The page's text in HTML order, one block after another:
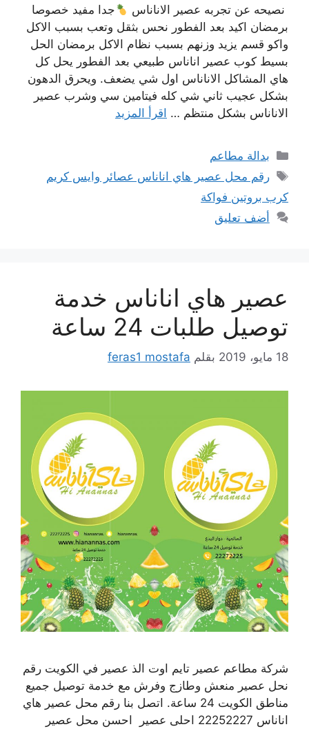
نصيحه عن تجربه عصير الاناناس
جدا مفيد خصوصا
برمضان اكيد بعد الفطور نحس بثقل وتعب بسبب الاكل
واكو قسم يزيد وزنهم بسبب نظام الاكل برمضان الحل
بسيط كوب عصير اناناس طبيعي بعد الفطور يحل كل
هاي المشاكل الاناناس اول شي يضعف. ويحرق الدهون
بشكل عجيب ثاني شي كله فيتامين سي وشرب عصير
الاناناس بشكل منتظم … اقرأ المزيد
التصنيفات
بدالة مطاعم
الوسوم
رقم محل عصير هاي اناناس عصائر وايس كريم
كرب بروتين فواكة
أضف تعليق
عصير هاي اناناس خدمة
توصيل طلبات 24 ساعة
18 مايو، 2019 بقلم feras1 mostafa
شركة مطاعم عصير تايم اوت الذ عصير في الكويت رقم
نحل عصير منعش وطازج وفرش مع خدمة توصيل جميع
مناطق الكويت 24 ساعة. اتصل بنا رقم محل عصير هاي
اناناس 22252227 احلى عصير احسن محل عصير